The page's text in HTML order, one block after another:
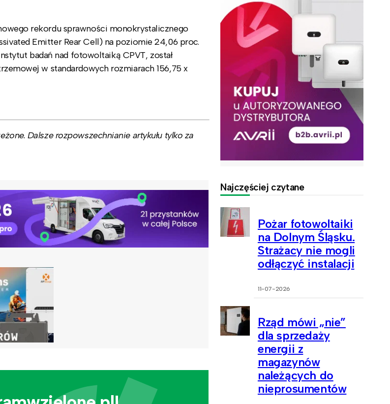
rekordu sprawności monokrystalicznego
Emitter Rear Cell) na poziomie 24,06 proc.
badań nad fotowoltaiką CPVT, został
w standardowych rozmiarach 156,75 x
Dalsze rozpowszechnianie artykułu tylko za
Najczęściej czytane
Pożar fotowoltaiki
na Dolnym Śląsku.
Strażacy nie mogli
odłączyć instalacji
11-07-2026
Rząd mówi „nie”
dla sprzedaży
energii z
magazynów
należących do
nieprosumentów